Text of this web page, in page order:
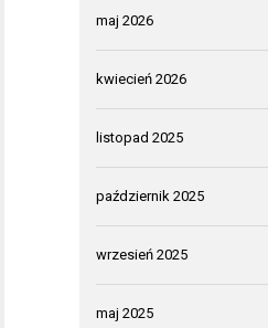
maj 2026
kwiecień 2026
listopad 2025
październik 2025
wrzesień 2025
maj 2025